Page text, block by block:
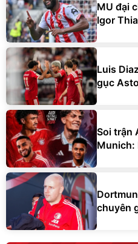
MU đại
Igor
Luis
gục
Soi trận
Munich:
chuyên